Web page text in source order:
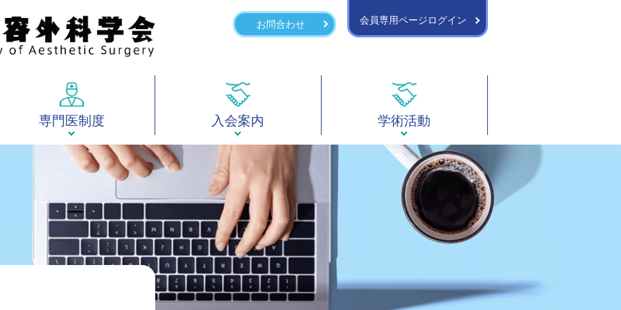
お問合わせ 会員専用ページログイン
専門医制度 入会案内 学術活動